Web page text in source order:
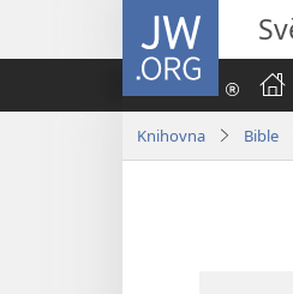
JW.ORG
Knihovna Bible